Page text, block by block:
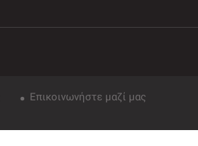
Επικοινωνήστε μαζί μας